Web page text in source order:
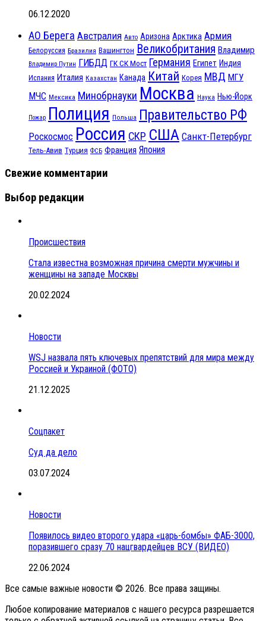
06.12.2020
АО Берега Австралия Авто Аризона Арктика Армия
Белоруссия Бразилия Вашингтон Великобритания Владимир
Владимир Путин ГИБДД ГК СК Мост Германия Египет Индия
Испания Италия Казахстан Канада Китай Корея МВД МГУ
МЧС Мексика Минобрнауки Москва Наука Нью-Йорк
Пожар Полиция Польша Правительство РФ
Роскосмос Россия СКР США Санкт-Петербург
Тель-Авив Турция ФСБ Франция Япония
Свежие комментарии
Выбор редакции
Происшествия
Стала известна возможная причина смерти мужчины и
женщины на западе Москвы
20.02.2024
Новости
WSJ назвала пять ключевых препятствий для мира между
Россией и Украиной (ФОТО)
21.12.2025
Соцпакет
Суд да дело
03.07.2024
Новости
Появилось видео второго удара «царь-бомбы» ФАБ-3000,
поразившего сразу 70 нацгвардейцев ВСУ (ВИДЕО)
22.06.2024
Все самые важные новости © 2026. Все права защины.
Любое копирование материалов с нашего ресурса разрешается